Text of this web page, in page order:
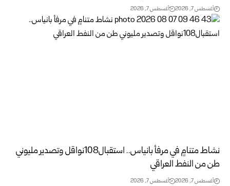
أغسطس 7, 2026 أغسطس 7, 2026
نشاط متنامٍ في مرفأ بانياس.. استقبال108نواقل وتصدير مليوني
طن من النفط العراقي
أغسطس 7, 2026 أغسطس 7, 2026